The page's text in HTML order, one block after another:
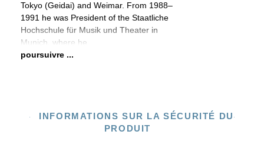
Tokyo (Geidai) and Weimar. From 1988–
1991 he was President of the Staatliche
Hochschule für Musik und Theater in
Munich, where he
poursuivre ...
INFORMATIONS SUR LA SÉCURITÉ DU
PRODUIT